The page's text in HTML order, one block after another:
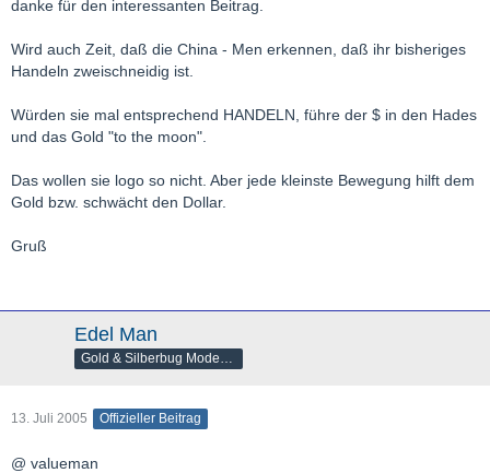
danke für den interessanten Beitrag.
Wird auch Zeit, daß die China - Men erkennen, daß ihr bisheriges
Handeln zweischneidig ist.
Würden sie mal entsprechend HANDELN, führe der $ in den Hades
und das Gold "to the moon".
Das wollen sie logo so nicht. Aber jede kleinste Bewegung hilft dem
Gold bzw. schwächt den Dollar.
Gruß
Edel Man
Gold & Silberbug Moderator
13. Juli 2005 Offizieller Beitrag
@ valueman